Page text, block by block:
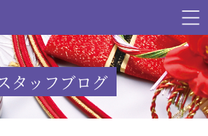
タッフブログ